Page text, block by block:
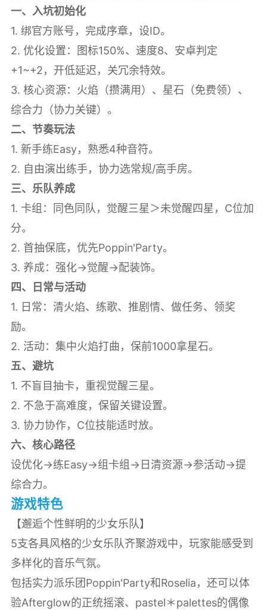
一、入坑初始化
1. 绑官方账号，完成序章，设ID。
2. 优化设置：图标150%、速度8、安卓判定
+1~+2，开低延迟，关冗余特效。
3. 核心资源：火焰（攒满用）、星石（免费领）、
综合力（协力关键）。
二、节奏玩法
1. 新手练Easy，熟悉4种音符。
2. 自由演出练手，协力选常规/高手房。
三、乐队养成
1. 卡组：同色同队，觉醒三星＞未觉醒四星，C位加
分。
2. 首抽保底，优先Poppin'Party。
3. 养成：强化→觉醒→配装饰。
四、日常与活动
1. 日常：清火焰、练歌、推剧情、做任务、领奖
励。
2. 活动：集中火焰打曲，保前1000拿星石。
五、避坑
1. 不盲目抽卡，重视觉醒三星。
2. 不急于高难度，保留关键设置。
3. 协力协作，C位技能适时放。
六、核心路径
设优化→练Easy→组卡组→日清资源→参活动→提
综合力。
游戏特色
【邂逅个性鲜明的少女乐队】
5支各具风格的少女乐队齐聚游戏中，玩家能感受到
多样化的音乐气氛。
包括实力派乐团Poppin'Party和Roselia，还可以体
验Afterglow的正统摇滚、pastel＊palettes的偶像